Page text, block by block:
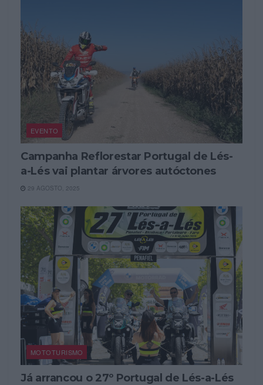
EVENTO
Campanha Reflorestar Portugal de Lés-
a-Lés vai plantar árvores autóctones
29 AGOSTO, 2025
MOTOTURISMO
Já arrancou o 27º Portugal de Lés-a-Lés